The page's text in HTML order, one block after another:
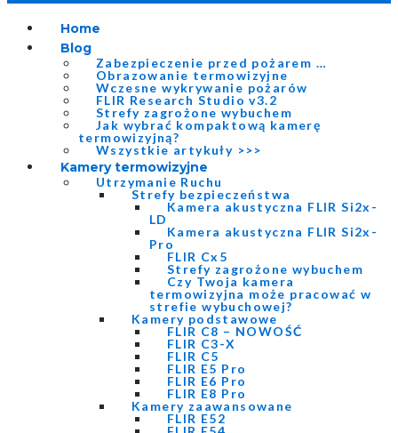
Home
Blog
Zabezpieczenie przed pożarem …
Obrazowanie termowizyjne
Wczesne wykrywanie pożarów
FLIR Research Studio v3.2
Strefy zagrożone wybuchem
Jak wybrać kompaktową kamerę
termowizyjną?
Wszystkie artykuły >>>
Kamery termowizyjne
Utrzymanie Ruchu
Strefy bezpieczeństwa
Kamera akustyczna FLIR Si2x-
LD
Kamera akustyczna FLIR Si2x-
Pro
FLIR Cx5
Strefy zagrożone wybuchem
Czy Twoja kamera
termowizyjna może pracować w
strefie wybuchowej?
Kamery podstawowe
FLIR C8 – NOWOŚĆ
FLIR C3-X
FLIR C5
FLIR E5 Pro
FLIR E6 Pro
FLIR E8 Pro
Kamery zaawansowane
FLIR E52